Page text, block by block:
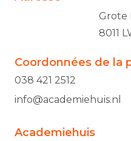
Grote
8011
Coordonnées de la
038 421 2512
info@academiehuis.nl
Academiehuis